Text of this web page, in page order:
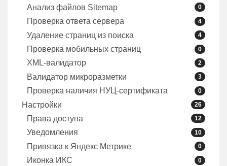
Анализ файлов Sitemap 0
Проверка ответа сервера 4
Удаление страниц из поиска 4
Проверка мобильных страниц 0
XML-валидатор 2
Валидатор микроразметки 3
Проверка наличия НУЦ-сертификата 0
Настройки 26
Права доступа 12
Уведомления 10
Привязка к Яндекс Метрике 0
Иконка ИКС 0